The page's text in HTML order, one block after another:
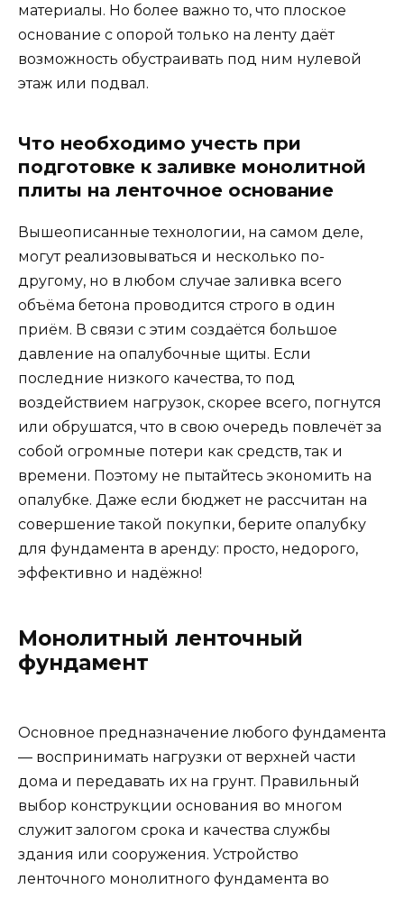
материалы. Но более важно то, что плоское
основание с опорой только на ленту даёт
возможность обустраивать под ним нулевой
этаж или подвал.
Что необходимо учесть при
подготовке к заливке монолитной
плиты на ленточное основание
Вышеописанные технологии, на самом деле,
могут реализовываться и несколько по-
другому, но в любом случае заливка всего
объёма бетона проводится строго в один
приём. В связи с этим создаётся большое
давление на опалубочные щиты. Если
последние низкого качества, то под
воздействием нагрузок, скорее всего, погнутся
или обрушатся, что в свою очередь повлечёт за
собой огромные потери как средств, так и
времени. Поэтому не пытайтесь экономить на
опалубке. Даже если бюджет не рассчитан на
совершение такой покупки, берите опалубку
для фундамента в аренду: просто, недорого,
эффективно и надёжно!
Монолитный ленточный
фундамент
Основное предназначение любого фундамента
— воспринимать нагрузки от верхней части
дома и передавать их на грунт. Правильный
выбор конструкции основания во многом
служит залогом срока и качества службы
здания или сооружения. Устройство
ленточного монолитного фундамента во